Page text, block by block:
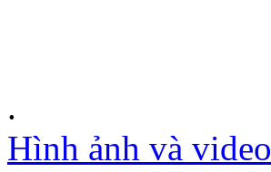
.
Hình ảnh và video